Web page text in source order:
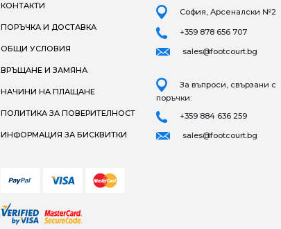
КОНТАКТИ
ПОРЪЧКА И ДОСТАВКА
ОБЩИ УСЛОВИЯ
ВРЪЩАНЕ И ЗАМЯНА
НАЧИНИ НА ПЛАЩАНЕ
ПОЛИТИКА ЗА ПОВЕРИТЕЛНОСТ
ИНФОРМАЦИЯ ЗА БИСКВИТКИ
София, Арсеналски №2
+359 878 656 707
sales@footcourt.bg
За въпроси, свързани с
поръчки:
+359 884 636 259
sales@footcourt.bg